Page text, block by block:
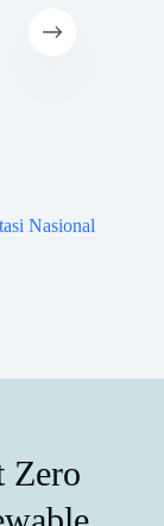
Nasional
Zero